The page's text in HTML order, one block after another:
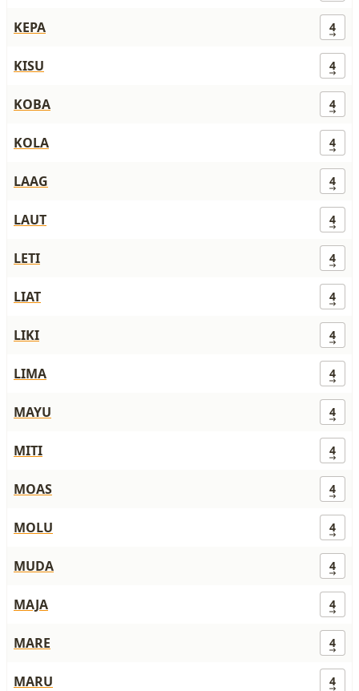
KEPA 4
KISU 4
KOBA 4
KOLA 4
LAAG 4
LAUT 4
LETI 4
LIAT 4
LIKI 4
LIMA 4
MAYU 4
MITI 4
MOAS 4
MOLU 4
MUDA 4
MAJA 4
MARE 4
MARU 4